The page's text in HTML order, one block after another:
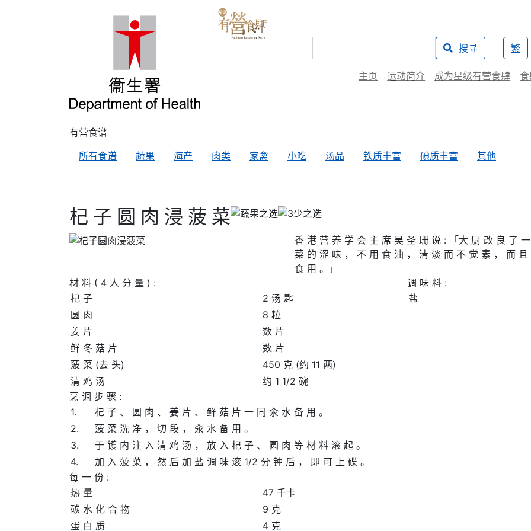
搜寻 繁
主页 运动简介 成为星级有营食肆
有营食谱
所有食谱
蔬果 海产 肉类 家禽 小吃 汤品 铁质丰富 碘质丰富 其他
杞 子 圆 肉 浸 菠 菜
香 港 营 养 学 会 主 席 吴 圣 珊 说 : 「大 厨 改 良 了
菜 的 涩 味 ， 不 用 食 油 ， 清 淡 而 不 觉 素 ， 而
食 用 。」
材 料 ( 4 人 分 量 ) :
杞 子
2 汤 匙
圆 肉
8 粒
姜 片
数 片
鲜 冬 菇 片
数 片
菠 菜 (去 头)
450 克 (约 11 两)
清 鸡 汤
约 1 1/2 碗
调 味 料 :
盐
烹 调 步 骤 :
1.
杞 子 、 圆 肉 、 姜 片 、 鲜 菇 片 一 同 汆 水 备 用 。
2.
菠 菜 洗 净 ， 切 段 ， 汆 水 备 用 。
3.
于 镬 内 注 入 清 鸡 汤 ， 放 入 杞 子 、 圆 肉 等 材 料 滚 起 。
4.
加 入 菠 菜 ， 然 后 加 盐 调 味 滚 1/2 分 钟 后 ， 即 可 上 碟 。
每 一 份 :
热 量
47 千卡
碳 水 化 合 物
9 克
蛋 白 质
4 克